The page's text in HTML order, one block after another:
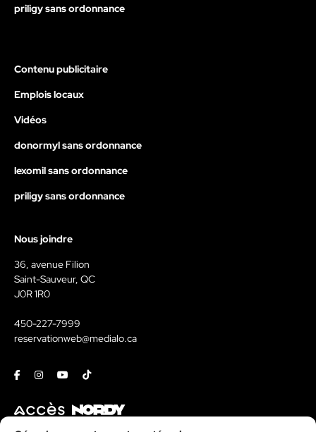
priligy sans ordonnance
Contenu publicitaire
Emplois locaux
Vidéos
donormyl sans ordonnance
lexomil sans ordonnance
priligy sans ordonnance
Nous joindre
36, avenue Filion
Saint-Sauveur, QC
J0R 1R0
450-227-7999
reservationweb@medialo.ca
FacebookInstagramYoutubeTiktok